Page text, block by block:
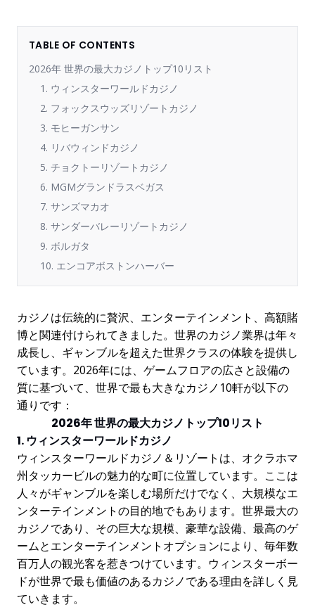
TABLE OF CONTENTS
2026年 世界の最大カジノトップ10リスト
1. ウィンスターワールドカジノ
2. フォックスウッズリゾートカジノ
3. モヒーガンサン
4. リバウィンドカジノ
5. チョクトーリゾートカジノ
6. MGMグランドラスベガス
7. サンズマカオ
8. サンダーバレーリゾートカジノ
9. ボルガタ
10. エンコアボストンハーバー
カジノは伝統的に贅沢、エンターテインメント、高額賭
博と関連付けられてきました。世界のカジノ業界は年々
成長し、ギャンブルを超えた世界クラスの体験を提供し
ています。2026年には、ゲームフロアの広さと設備の
質に基づいて、世界で最も大きなカジノ10軒が以下の
通りです：
2026年 世界の最大カジノトップ10リスト
1. ウィンスターワールドカジノ
ウィンスターワールドカジノ＆リゾートは、オクラホマ
州タッカービルの魅力的な町に位置しています。ここは
人々がギャンブルを楽しむ場所だけでなく、大規模なエ
ンターテインメントの目的地でもあります。世界最大の
カジノであり、その巨大な規模、豪華な設備、最高のゲ
ームとエンターテインメントオプションにより、毎年数
百万人の観光客を惹きつけています。ウィンスターボー
ドが世界で最も価値のあるカジノである理由を詳しく見
ていきます。